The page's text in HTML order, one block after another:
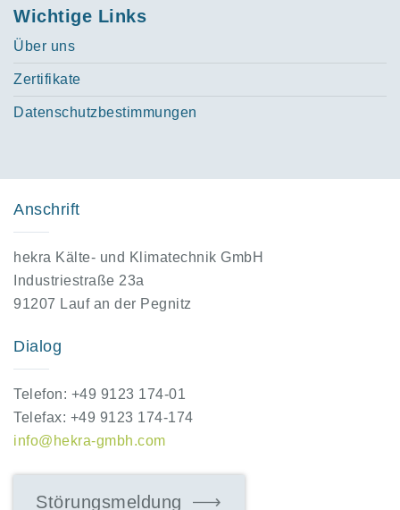
Wichtige Links
Über uns
Zertifikate
Datenschutzbestimmungen
Anschrift
hekra Kälte- und Klimatechnik GmbH
Industriestraße 23a
91207 Lauf an der Pegnitz
Dialog
Telefon: +49 9123 174-01
Telefax: +49 9123 174-174
info@hekra-gmbh.com
Störungsmeldung